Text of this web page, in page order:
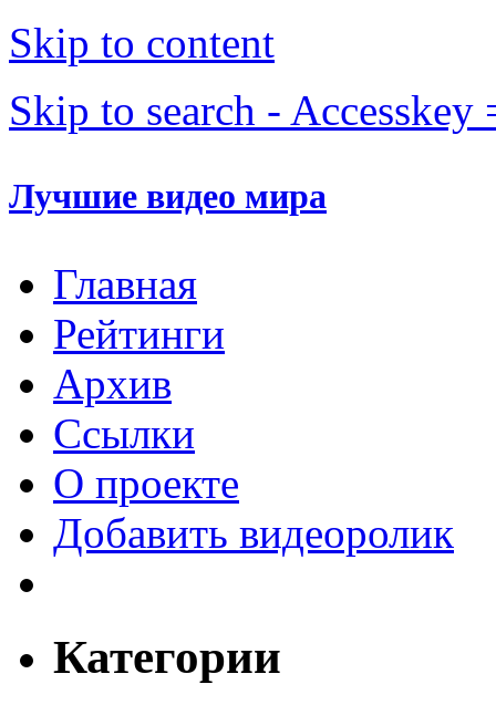
Skip to content
Skip to search - Accesskey
Лучшие видео мира
Главная
Рейтинги
Архив
Ссылки
О проекте
Добавить видеоролик
Категории